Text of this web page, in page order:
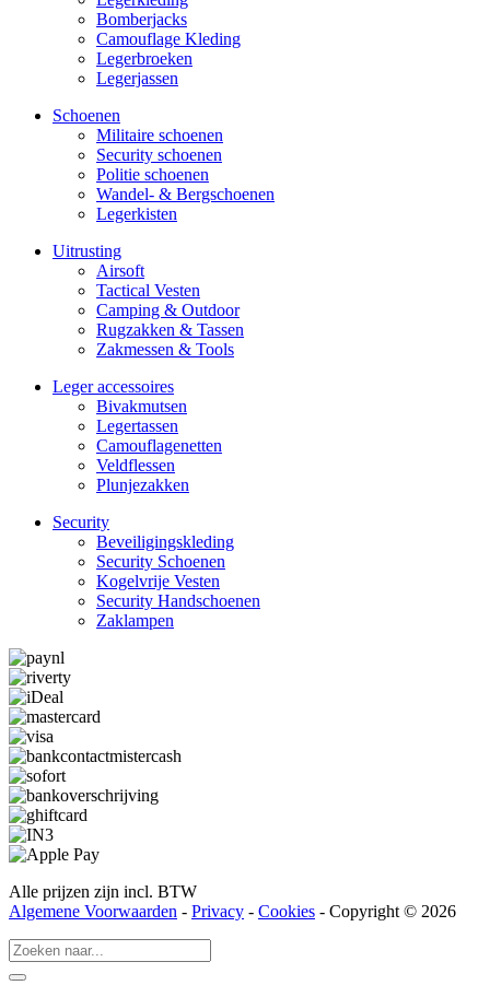
Bomberjacks
Camouflage Kleding
Legerbroeken
Legerjassen
Schoenen
Militaire schoe­nen
Security schoenen
Politie schoenen
Wandel- & Berg­­schoenen
Legerkisten
Uitrusting
Airsoft
Tactical Ves­ten
Camping & Outdoor
Rugzakken & Tassen
Zakmessen & Tools
Leger accessoires
Bivakmutsen
Legertassen
Camouflage­­netten
Veldflessen
Plunjezakken
Security
Beveiligings­­kleding
Security Schoenen
Kogelvrije Vesten
Security Hand­­schoenen
Zaklampen
Alle prijzen zijn incl. BTW
Algemene Voorwaarden - Privacy - Cookies - Copyright © 2026